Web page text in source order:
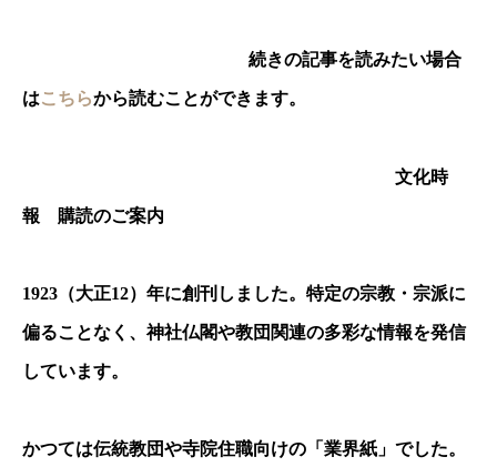
続きの記事を読みたい場合
はこちらから読むことができます。
文化時
報 購読のご案内
1923 （大正12）年に創刊しました。特定の宗教・宗派に
偏ることなく、神社仏閣や教団関連の多彩な情報を発信
しています。
かつては伝統教団や寺院住職向けの「業界紙」でした。